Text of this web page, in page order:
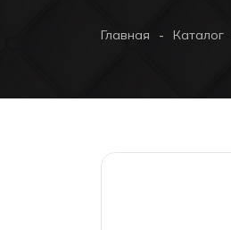
Главная - Каталог